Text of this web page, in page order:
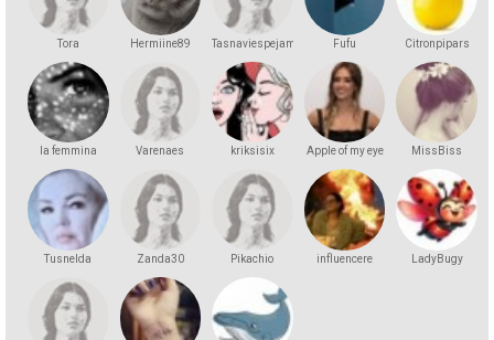
Tora Hermiine89 Tasnaviespejams Fufu Citronpipars
la femmina Varenaes kriksisix Apple of my eye MissBiss
Tusnelda Zanda30 Pikachio influencere LadyBugy